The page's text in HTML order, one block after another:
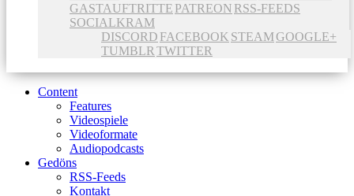
GASTAUFTRITTE PATREON RSS-FEEDS
SOCIALKRAM
DISCORD FACEBOOK STEAMGOOGLE+
TUMBLR TWITTER
Content
Features
Videospiele
Videoformate
Audiopodcasts
Gedöns
RSS-Feeds
Kontakt